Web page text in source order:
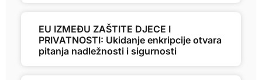
EU IZMEĐU ZAŠTITE DJECE I
PRIVATNOSTI: Ukidanje enkripcije otvara
pitanja nadležnosti i sigurnosti